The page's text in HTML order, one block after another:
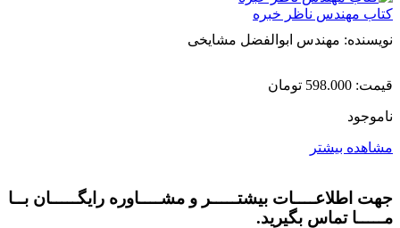
کتاب مهندس ناظر خبره
نویسنده: مهندس ابوالفضل مشایخی
قیمت: 598.000 تومان
ناموجود
مشاهده بیشتر
جهت اطلاعــــات بیشتـــــر و مشــــاوره رایگـــــان بــا
مـــــا تماس بگیرید.